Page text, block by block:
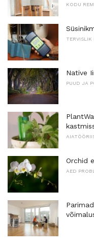
KODU
TERVISLIK
Native
PUUD JA
Orchid
AED